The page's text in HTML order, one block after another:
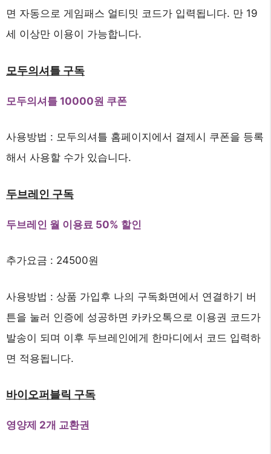
면 자동으로 게임패스 얼티밋 코드가 입력됩니다. 만 19
세 이상만 이용이 가능합니다.
모두의셔틀 구독
모두의셔틀 10000원 쿠폰
사용방법 : 모두의셔틀 홈페이지에서 결제시 쿠폰을 등록
해서 사용할 수가 있습니다.
두브레인 구독
두브레인 월 이용료 50% 할인
추가요금 : 24500원
사용방법 : 상품 가입후 나의 구독화면에서 연결하기 버
튼을 눌러 인증에 성공하면 카카오톡으로 이용권 코드가
발송이 되며 이후 두브레인에게 한마디에서 코드 입력하
면 적용됩니다.
바이오퍼블릭 구독
영양제 2개 교환권